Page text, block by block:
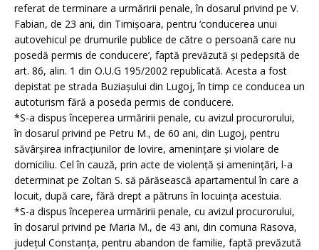
referat de terminare a urmăririi penale, în dosarul privind pe V.
Fabian, de 23 ani, din Timişoara, pentru ‘conducerea unui
autovehicul pe drumurile publice de către o persoană care nu
posedă permis de conducere’, faptă prevăzută şi pedepsită de
art. 86, alin. 1 din O.U.G 195/2002 republicată. Acesta a fost
depistat pe strada Buziaşului din Lugoj, în timp ce conducea un
autoturism fără a poseda permis de conducere.
*S-a dispus începerea urmăririi penale, cu avizul procurorului,
în dosarul privind pe Petru M., de 60 ani, din Lugoj, pentru
săvârşirea infracţiunilor de lovire, ameninţare şi violare de
domiciliu. Cel în cauză, prin acte de violenţă şi ameninţări, l-a
determinat pe Zoltan S. să părăsească apartamentul în care a
locuit, după care, fără drept a pătruns în locuinţa acestuia.
*S-a dispus începerea urmăririi penale, cu avizul procurorului,
în dosarul privind pe Maria M., de 43 ani, din comuna Rasova,
judeţul Constanţa, pentru abandon de familie, faptă prevăzută